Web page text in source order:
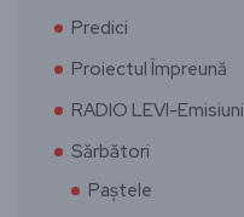
Predici
Proiectul Împreună
RADIO LEVI-Emisiuni
Sărbători
Paștele